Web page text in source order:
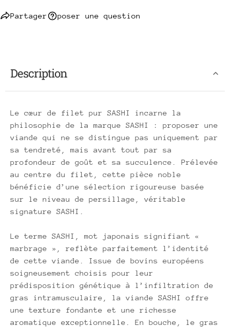
Partager poser une question
Description
Le cœur de filet pur SASHI incarne la
philosophie de la marque SASHI : proposer une
viande qui ne se distingue pas uniquement par
sa tendreté, mais avant tout par sa
profondeur de goût et sa succulence. Prélevée
au centre du filet, cette pièce noble
bénéficie d’une sélection rigoureuse basée
sur le niveau de persillage, véritable
signature SASHI.
Le terme SASHI, mot japonais signifiant «
marbrage », reflète parfaitement l’identité
de cette viande. Issue de bovins européens
soigneusement choisis pour leur
prédisposition génétique à l’infiltration de
gras intramusculaire, la viande SASHI offre
une texture fondante et une richesse
aromatique exceptionnelle. En bouche, le gras